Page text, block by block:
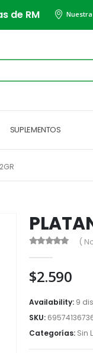
de RM
SUPLEMENTOS
(
$2.590
Availability: 9
SKU:
Categorías: Sin